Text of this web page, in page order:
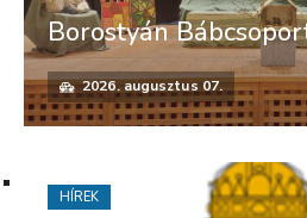
Borostyán
2026. augusztus 07.
HÍREK